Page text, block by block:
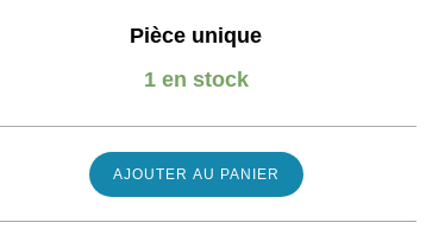
Pièce unique
1 en stock
AJOUTER AU PANIER